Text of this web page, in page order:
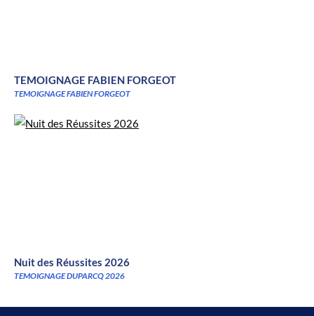
TEMOIGNAGE FABIEN FORGEOT
TEMOIGNAGE FABIEN FORGEOT
Nuit des Réussites 2026
TEMOIGNAGE DUPARCQ 2026